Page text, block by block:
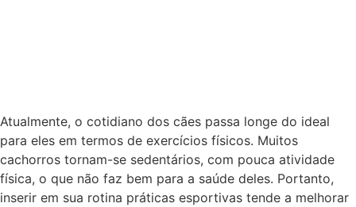
Atualmente, o cotidiano dos cães passa longe do ideal
para eles em termos de exercícios físicos. Muitos
cachorros tornam-se sedentários, com pouca atividade
física, o que não faz bem para a saúde deles. Portanto,
inserir em sua rotina práticas esportivas tende a melhorar